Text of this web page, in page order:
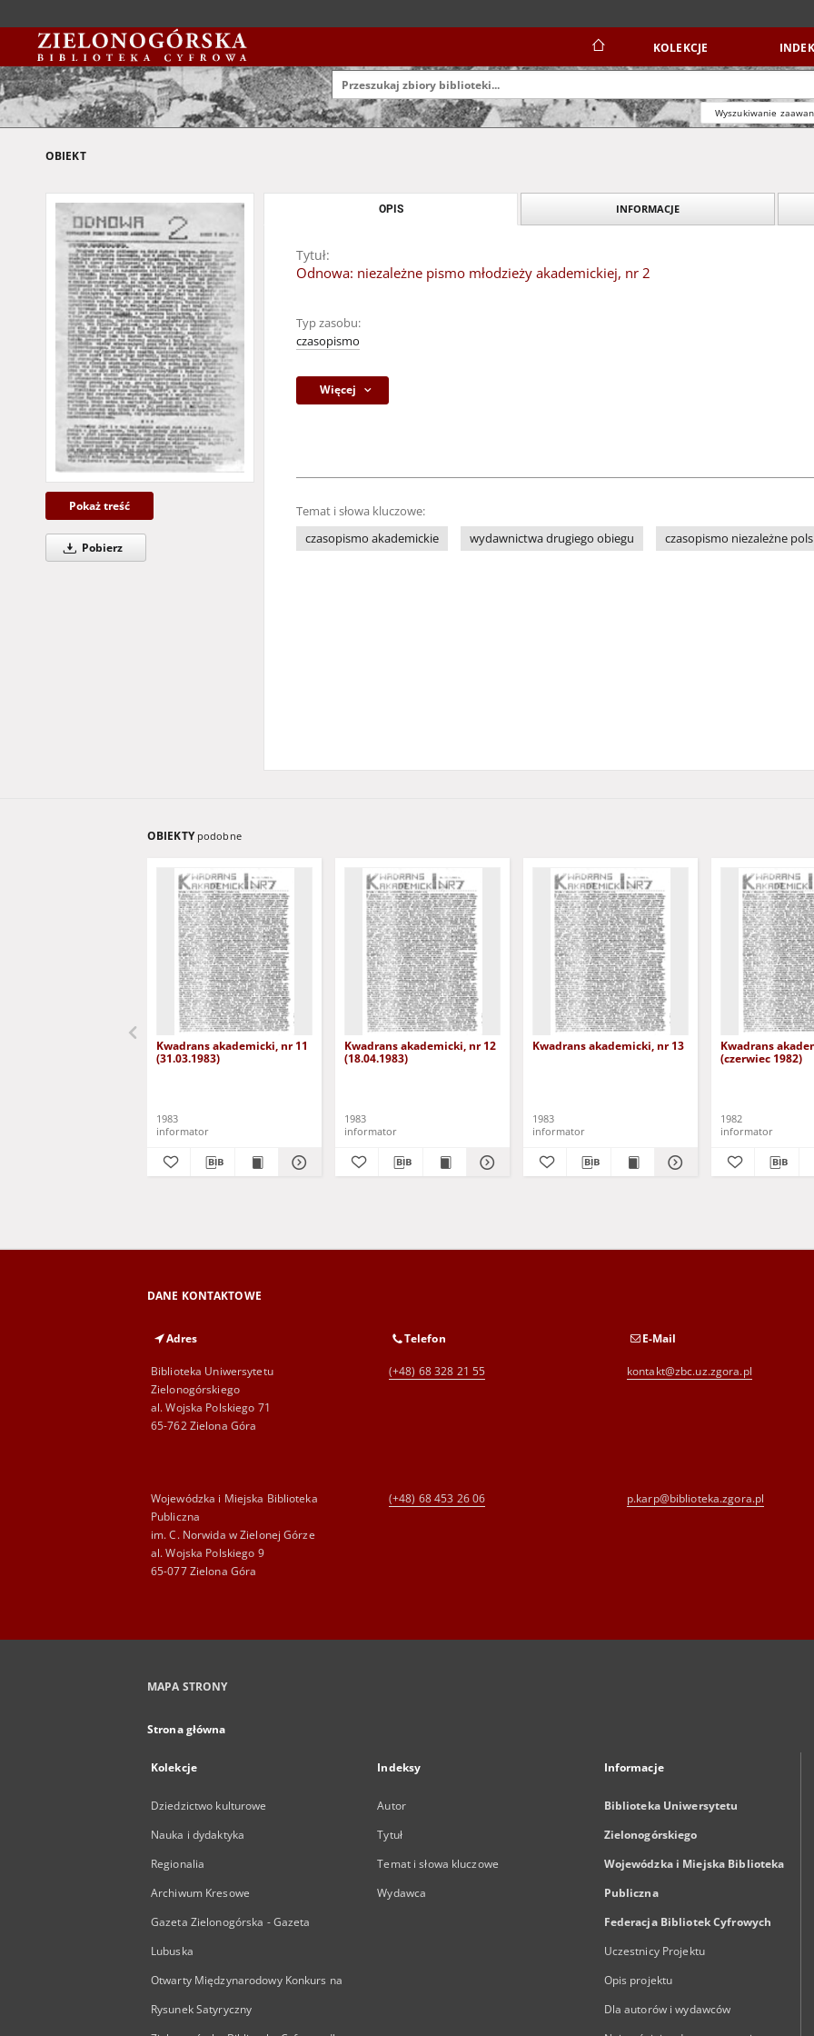
KOLEKCJE
Wyszukiwanie
OBIEKT
Pokaż treść
Pobierz
OPIS INFORMACJE
Tytuł:
Odnowa: niezależne pismo młodzieży akademickiej, nr 2
Typ zasobu:
czasopismo
Więcej
Temat i słowa kluczowe:
czasopismo akademickie
wydawnictwa drugiego obiegu czasopismo niezależne
OBIEKTY podobne
Kwadrans akademicki, nr 11
(31.03.1983)
1983
informator
Kwadrans akademicki, nr 12
(18.04.1983)
1983
informator
Kwadrans akademicki, nr 13
1983
informator
Kwadrans
(czerwiec 1982)
1982
informator
DANE KONTAKTOWE
Adres
Biblioteka Uniwersytetu
Zielonogórskiego
al. Wojska Polskiego 71
65-762 Zielona Góra
Telefon
(+48) 68 328 21 55
E-Mail
kontakt@zbc.uz.zgora.pl
Wojewódzka i Miejska Biblioteka
Publiczna
im. C. Norwida w Zielonej Górze
al. Wojska Polskiego 9
65-077 Zielona Góra
(+48) 68 453 26 06 p.karp@biblioteka.zgora.pl
MAPA STRONY
Strona główna
Kolekcje
Dziedzictwo kulturowe
Nauka i dydaktyka
Regionalia
Archiwum Kresowe
Gazeta Zielonogórska - Gazeta
Lubuska
Otwarty Międzynarodowy Konkurs na
Rysunek Satyryczny
Indeksy
Autor
Tytuł
Temat i słowa kluczowe
Wydawca
Informacje
Biblioteka Uniwersytetu
Zielonogórskiego
Wojewódzka i Miejska Biblioteka
Publiczna
Federacja Bibliotek Cyfrowych
Uczestnicy Projektu
Opis projektu
Dla autorów i wydawców